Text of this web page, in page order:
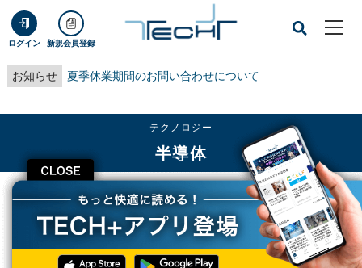
ログイン 新規会員登録
お知らせ 夏季休業期間のお問い合わせについて
CLOSE
テクノロジー
半導体
TECH+ テクノロジー
半導体
ローム、100V耐圧のMOSFET2チップを1パッケージ化したデュアルMOSFETを